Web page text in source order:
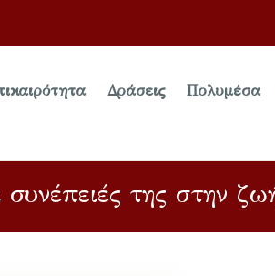
Δράσεις Πολυμέσα
συνέπειές της στην